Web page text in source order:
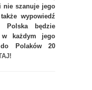
nie szanuje jego
wypowiedź
Polska będzie
każdym jego
do Polaków 20